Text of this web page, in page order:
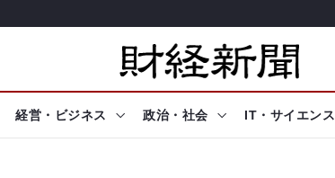
経営・ビジネス 政治・社会 IT・サイエンス